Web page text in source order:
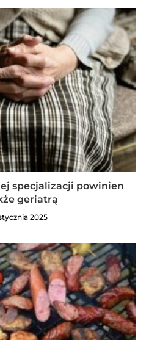
specjalizacji powinien
geriatrą
2025